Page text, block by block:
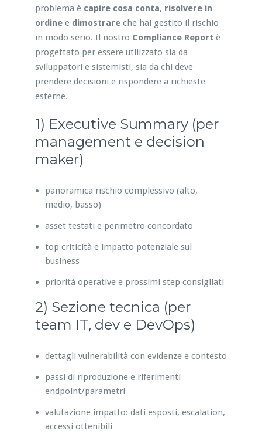
problema è capire cosa conta, risolvere in
ordinee dimostrareche hai gestito il rischio
in modo serio. Il nostro Compliance Report è
progettato per essere utilizzato sia da
sviluppatori e sistemisti, sia da chi deve
prendere decisioni e rispondere a richieste
esterne.
1) Executive Summary (per
management e decision
maker)
panoramica rischio complessivo (alto,
medio, basso)
asset testati e perimetro concordato
top criticità e impatto potenziale sul
business
priorità operative e prossimi step consigliati
2) Sezione tecnica (per
team IT, dev e DevOps)
dettagli vulnerabilità con evidenze e contesto
passi di riproduzione e riferimenti
endpoint/parametri
valutazione impatto: dati esposti, escalation,
accessi ottenibili